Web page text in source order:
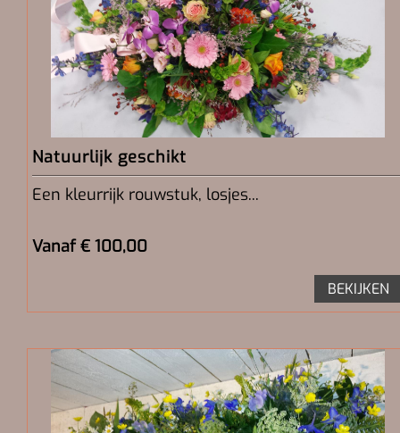
Natuurlijk geschikt
Een kleurrijk rouwstuk, losjes...
Vanaf € 100,00
BEKIJKEN